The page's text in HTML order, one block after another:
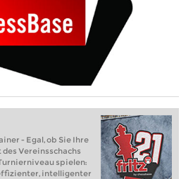
- Egal, ob Sie Ihre
Vereinsschachs
spielen:
intelligenter